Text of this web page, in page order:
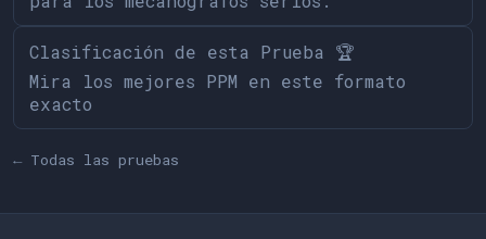
Clasificación de esta Prueba 🏆
Mira los mejores PPM en este formato
exacto
← Todas las pruebas